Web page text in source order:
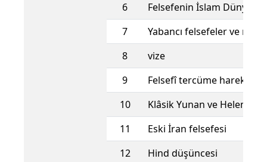
6
Felsefenin İslam
7
Yabancı felsefeler ve
8
vize
9
Felsefî tercüme
10
Klâsik Yunan ve
11
Eski İran felsefesi
12
Hind düşüncesi